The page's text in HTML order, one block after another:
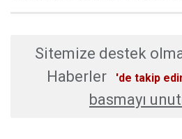
Sitemize destek
Haberler
'de takip
basmayı